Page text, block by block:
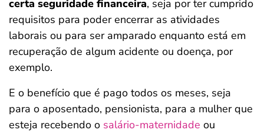
certa seguridade financeira, seja por ter cumprido
requisitos para poder encerrar as atividades
laborais ou para ser amparado enquanto está em
recuperação de algum acidente ou doença, por
exemplo.
E o benefício que é pago todos os meses, seja
para o aposentado, pensionista, para a mulher que
esteja recebendo o salário-maternidade ou